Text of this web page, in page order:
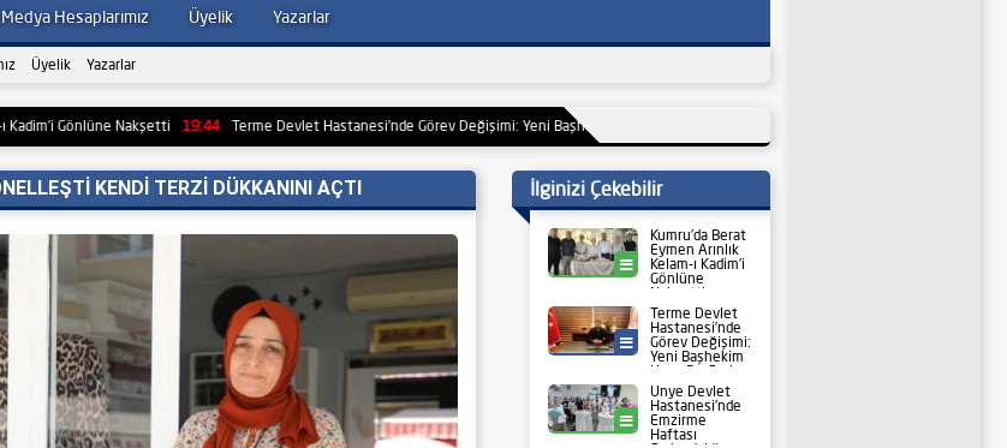
Hesaplarımız Üyelik Yazarlar
Üyelik Yazarlar
Nakşetti 19:44 Terme Devlet Hastanesi’nde Görev Değişimi: Yeni Başhekim Uzm. Dr. Furkan Cem Kökten Göreve Başladı
KENDİ TERZİ DÜKKANINI AÇTI İlginizi Çekebilir
Kumru
Kumru’da Berat
Eymen Arınlık
Kelam-ı Kadim’i
Gönlüne
Nakşetti
Sağlık
Terme Devlet
Hastanesi’nde
Görev Değişimi:
Yeni Başhekim
Uzm. Dr. Furkan
Cem Kökten
Göreve Başladı
Ünye
Ünye Devlet
Hastanesi’nde
Emzirme
Haftası